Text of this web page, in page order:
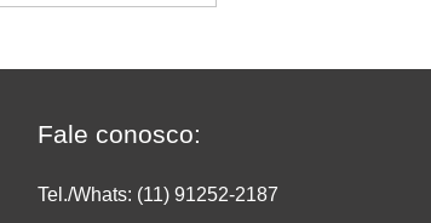
supermercado: como preparar
Fale conosco:
Tel./Whats: (11) 91252-2187